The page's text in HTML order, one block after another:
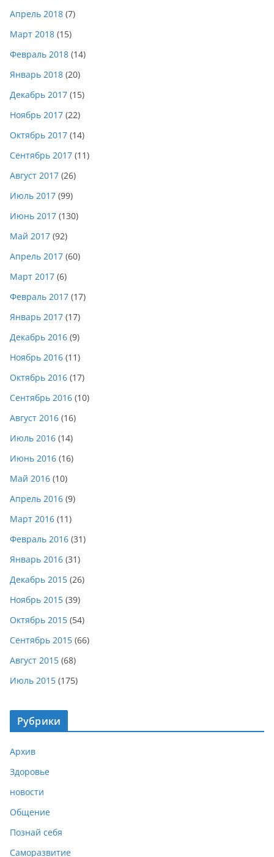
Апрель 2018 (7)
Март 2018 (15)
Февраль 2018 (14)
Январь 2018 (20)
Декабрь 2017 (15)
Ноябрь 2017 (22)
Октябрь 2017 (14)
Сентябрь 2017 (11)
Август 2017 (26)
Июль 2017 (99)
Июнь 2017 (130)
Май 2017 (92)
Апрель 2017 (60)
Март 2017 (6)
Февраль 2017 (17)
Январь 2017 (17)
Декабрь 2016 (9)
Ноябрь 2016 (11)
Октябрь 2016 (17)
Сентябрь 2016 (10)
Август 2016 (16)
Июль 2016 (14)
Июнь 2016 (16)
Май 2016 (10)
Апрель 2016 (9)
Март 2016 (11)
Февраль 2016 (31)
Январь 2016 (31)
Декабрь 2015 (26)
Ноябрь 2015 (39)
Октябрь 2015 (54)
Сентябрь 2015 (66)
Август 2015 (68)
Июль 2015 (175)
Рубрики
Архив
Здоровье
новости
Общение
Познай себя
Саморазвитие